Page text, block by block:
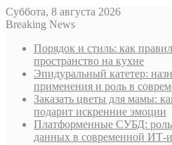
Суббота, 8 августа 2026
Breaking News
Порядок и стиль: как
пространство на кухне
Эпидуральный катетер:
применения и роль в
Заказать цветы для мамы:
подарит искренние эмоции
Платформенные СУБД: роль
данных в современной ИТ-